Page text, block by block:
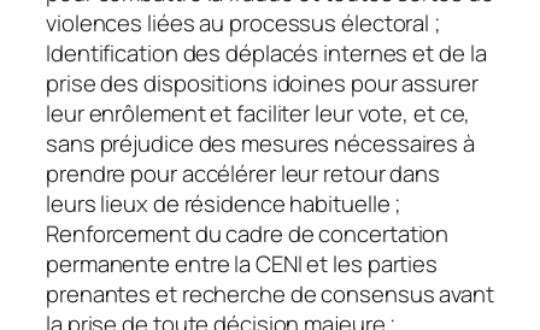
violences liées au processus électoral ;
Identification des déplacés internes et de la
prise des dispositions idoines pour assurer
leur enrôlement et faciliter leur vote, et ce,
sans préjudice des mesures nécessaires à
prendre pour accélérer leur retour dans
leurs lieux de résidence habituelle ;
Renforcement du cadre de concertation
permanente entre la CENI et les parties
prenantes et recherche de consensus avant
la prise de toute décision majeure ;